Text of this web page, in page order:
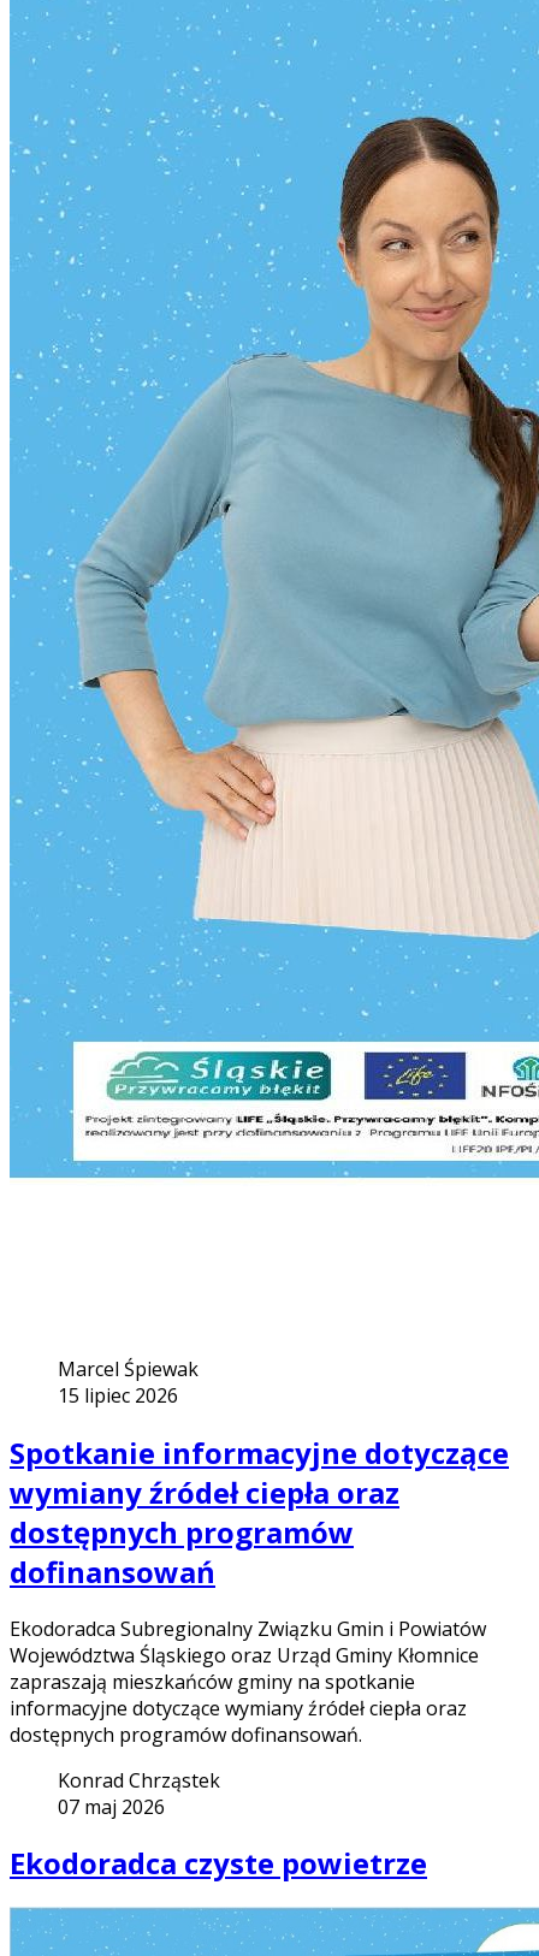
Marcel Śpiewak
15 lipiec 2026
Spotkanie informacyjne dotyczące
wymiany źródeł ciepła oraz
dostępnych programów
dofinansowań
Ekodoradca Subregionalny Związku Gmin i Powiatów
Województwa Śląskiego oraz Urząd Gminy Kłomnice
zapraszają mieszkańców gminy na spotkanie
informacyjne dotyczące wymiany źródeł ciepła oraz
dostępnych programów dofinansowań.
Konrad Chrząstek
07 maj 2026
Ekodoradca czyste powietrze